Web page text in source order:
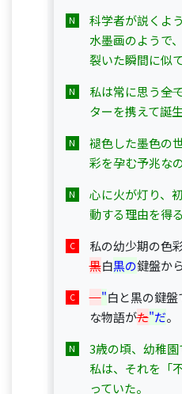
科学者が説くよ
水墨画のようで
裂いた瞬間に似
私は常に思う――
ターを携えて誕
褪色した墨色の
彩を孕む予兆なの
心に火が灯り、
動する理由を得る
私の幼少期の色
黒白黒の鍵盤か
"白と黒の鍵
な物語がた"だ。
3歳の頃、幼稚
私は、それを「
っていた。